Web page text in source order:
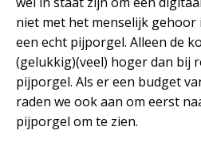
niet met het menselijk gehoor
een echt pijporgel. Alleen de
(gelukkig)(veel) hoger dan bij
pijporgel. Als er een budget
raden we ook aan om eerst
pijporgel om te zien.